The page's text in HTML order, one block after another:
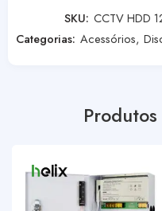
SKU: CCTV HDD
Categorias: Acessórios,